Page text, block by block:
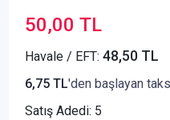
50,00 TL
Havale / EFT: 48,50 TL
6,75 TL'den başlayan
Satış Adedi: 5